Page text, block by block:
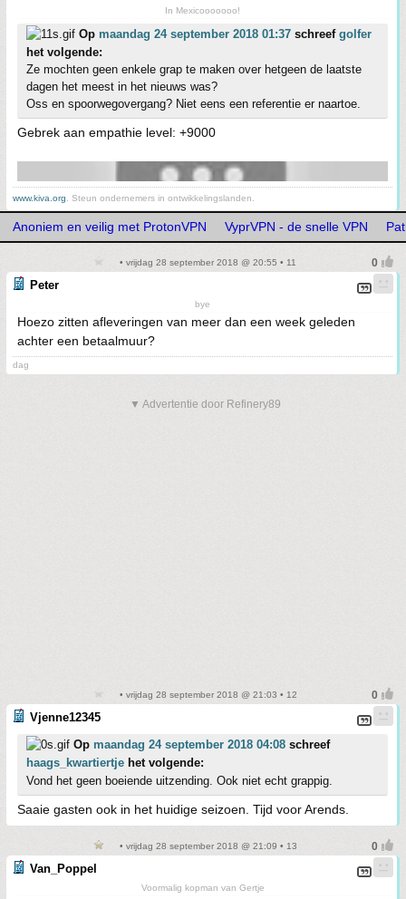
In Mexicooooooo!
Op maandag 24 september 2018 01:37 schreef golfer
het volgende:
Ze mochten geen enkele grap te maken over hetgeen de laatste
dagen het meest in het nieuws was?
Oss en spoorwegovergang? Niet eens een referentie er naartoe.
Gebrek aan empathie level: +9000
www.kiva.org. Steun ondernemers in ontwikkelingslanden.
Anoniem en veilig met ProtonVPN VyprVPN - de snelle VPN
• vrijdag 28 september 2018 @ 20:55 • 11
Peter
bye
Hoezo zitten afleveringen van meer dan een week geleden
achter een betaalmuur?
dag
▼ Advertentie door Refinery89
• vrijdag 28 september 2018 @ 21:03 • 12
Vjenne12345
Op maandag 24 september 2018 04:08 schreef
haags_kwartiertje het volgende:
Vond het geen boeiende uitzending. Ook niet echt grappig.
Saaie gasten ook in het huidige seizoen. Tijd voor Arends.
• vrijdag 28 september 2018 @ 21:09 • 13
Van_Poppel
Voormalig kopman van Gertje